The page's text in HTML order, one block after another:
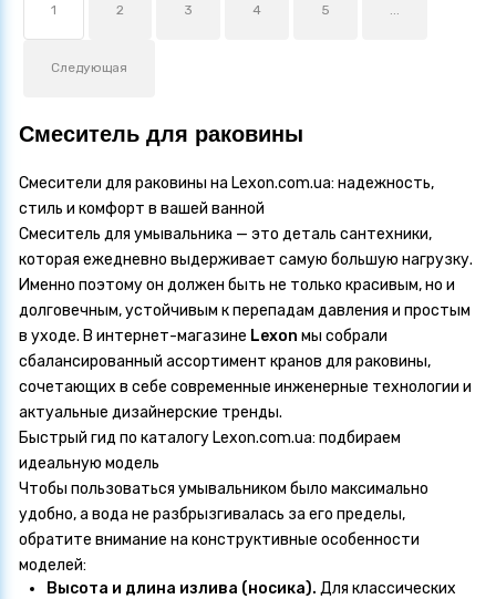
1 2 3 4 5
Следующая
Смеситель для раковины
Смесители для раковины на Lexon.com.ua: надежность,
стиль и комфорт в вашей ванной
Смеситель для умывальника — это деталь сантехники,
которая ежедневно выдерживает самую большую нагрузку.
Именно поэтому он должен быть не только красивым, но и
долговечным, устойчивым к перепадам давления и простым
в уходе. В интернет-магазине Lexon мы собрали
сбалансированный ассортимент кранов для раковины,
сочетающих в себе современные инженерные технологии и
актуальные дизайнерские тренды.
Быстрый гид по каталогу Lexon.com.ua: подбираем
идеальную модель
Чтобы пользоваться умывальником было максимально
удобно, а вода не разбрызгивалась за его пределы,
обратите внимание на конструктивные особенности
моделей:
Высота и длина излива (носика). Для классических